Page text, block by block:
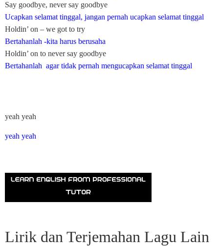
Say goodbye, never say goodbye
Ucapkan selamat tinggal, jangan pernah ucapkan selamat tinggal
Holdin’ on – we got to try
Bertahanlah -kita harus berusaha
Holdin’ on to never say goodbye
Bertahanlah agar tidak pernah mengucapkan selamat tinggal
yeah yeah
yeah yeah
Lirik dan Terjemahan Lagu Lain